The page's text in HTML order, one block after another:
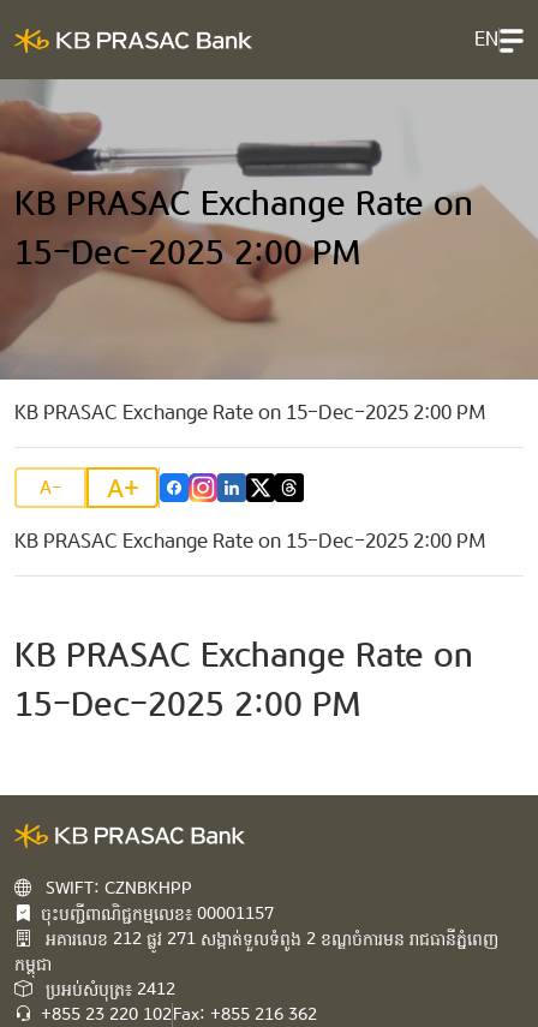
EN
KB PRASAC Exchange Rate on
15-Dec-2025 2:00 PM
KB PRASAC Exchange Rate on 15-Dec-2025 2:00 PM
A- A+
KB PRASAC Exchange Rate on 15-Dec-2025 2:00 PM
KB PRASAC Exchange Rate on
15-Dec-2025 2:00 PM
SWIFT: CZNBKHPP
ចុះបញ្ជីពាណិជ្ជកម្មលេខ៖ 00001157
អគារ​លេខ​ 212 ផ្លូវ 271 សង្កាត់ទួលទំពូង 2 ខណ្ឌចំការមន រាជធានីភ្នំពេញ
កម្ពុជា​
ប្រអប់សំបុត្រ៖ 2412
+855 23 220 102Fax: +855 216 362